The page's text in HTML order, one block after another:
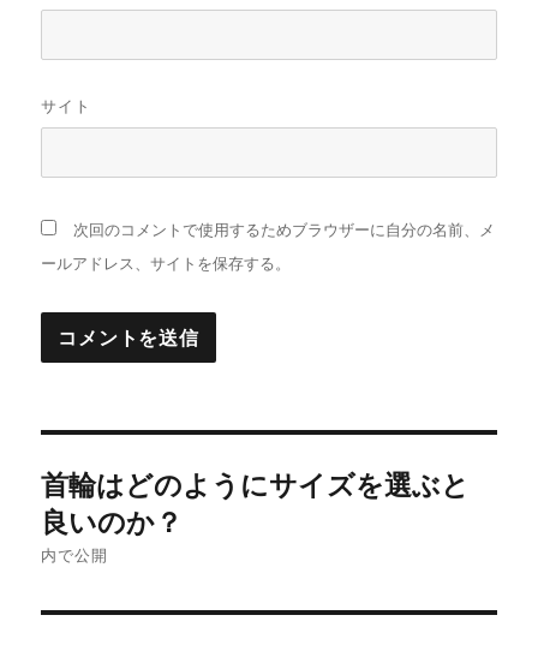
サイト
次回のコメントで使用するためブラウザーに自分の名前、メ
ールアドレス、サイトを保存する。
稿
ナ
ビ
首輪はどのようにサイズを選ぶと
良いのか？
内で公開